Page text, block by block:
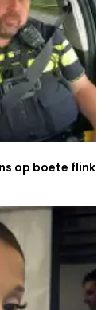
op boete flink